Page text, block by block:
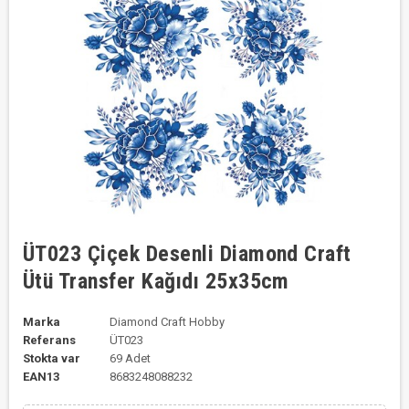
ÜT023 Çiçek Desenli Diamond Craft
Ütü Transfer Kağıdı 25x35cm
Marka
Diamond Craft Hobby
Referans
ÜT023
Stokta var
69 Adet
EAN13
8683248088232